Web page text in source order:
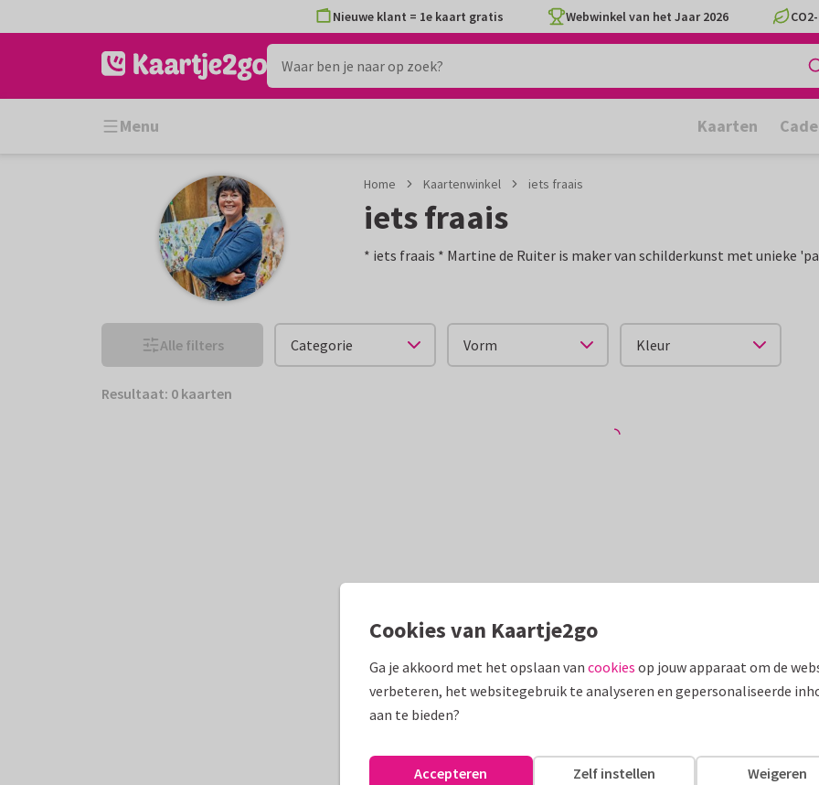
naar
Nieuwe klant = 1e kaart gratis Webwinkel van het Jaar 2026
Menu Kaarten
Home Kaartenwinkel iets fraais
iets fraais
* iets fraais * Martine de Ruiter is maker van schilderkunst met unieke
Alle filters Categorie Vorm Kleur
Resultaat: 0 kaarten
Cookies van Kaartje2go
Ga je akkoord met het opslaan van cookies op jouw apparaat om de
verbeteren, het websitegebruik te analyseren en gepersonaliseerde
aan te bieden?
Weigeren
Zelf instellen
Accepteren